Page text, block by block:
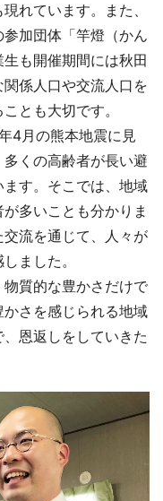
れています。また、
加団体「竿燈（かん
も開催期間には秋田
係人口や交流人口を
とも大切です。
4月の熊本地震に見
くの高齢者が長い避
す。そこでは、地域
多いことも分かりま
流を通じて、人々が
ました。
質的な豊かさだけで
さを感じられる地域
恩返しをしていきた